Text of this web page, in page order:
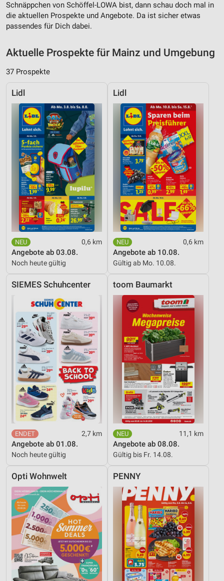
Schnäppchen von Schöffel-LOWA bist, dann schau doch mal in
die aktuellen Prospekte und Angebote. Da ist sicher etwas
passendes für Dich dabei.
Aktuelle Prospekte für Mainz und Umgebung
37 Prospekte
Lidl
0,6 km
Angebote ab 03.08.
Noch heute gültig
Lidl
0,6 km
Angebote ab 10.08.
Gültig ab Mo. 10.08.
SIEMES Schuhcenter
2,7 km
Angebote ab 01.08.
Noch heute gültig
toom Baumarkt
11,1 km
Angebote ab 08.08.
Gültig bis Fr. 14.08.
Opti Wohnwelt PENNY